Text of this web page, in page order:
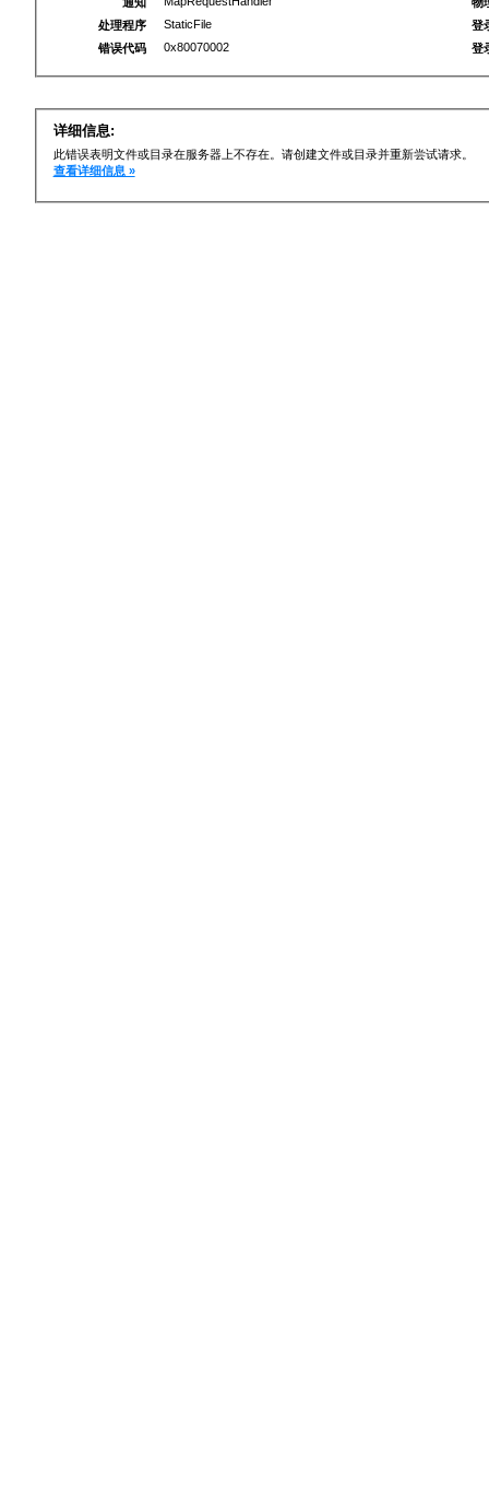
处理程序
StaticFile
错误代码
0x80070002
登
登
详细信息:
此错误表明文件或目录在服务器上不存在。请创建文件或目录并重新尝试请求。
查看详细信息 »